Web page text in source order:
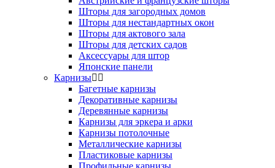
Шторы для загородных домов
Шторы для нестандартных окон
Шторы для актового зала
Шторы для детских садов
Аксессуары для штор
Японские панели
Карнизы
Багетные карнизы
Декоративные карнизы
Деревянные карнизы
Карнизы для эркера и арки
Карнизы потолочные
Металлические карнизы
Пластиковые карнизы
Профильные карнизы